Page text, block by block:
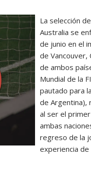
La selección
Australia se
de junio en el
de Vancouver,
de ambos
Mundial de la
pautado para
de Argentina),
al ser el
ambas
regreso de la
experiencia de